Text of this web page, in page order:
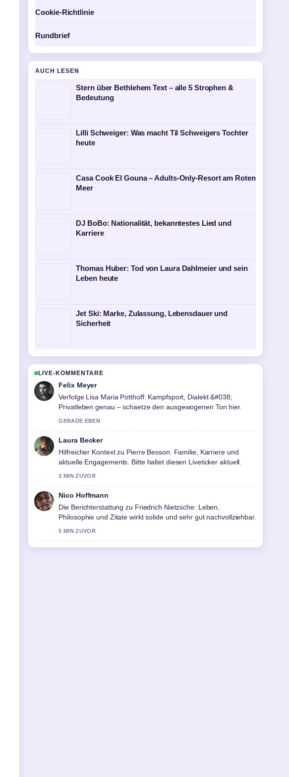
Cookie-Richtlinie
Rundbrief
AUCH LESEN
Stern über Bethlehem Text – alle 5 Strophen &
Bedeutung
Lilli Schweiger: Was macht Til Schweigers Tochter
heute
Casa Cook El Gouna – Adults-Only-Resort am Roten
Meer
DJ BoBo: Nationalität, bekanntestes Lied und
Karriere
Thomas Huber: Tod von Laura Dahlmeier und sein
Leben heute
Jet Ski: Marke, Zulassung, Lebensdauer und
Sicherheit
LIVE-KOMMENTARE
Felix Meyer
Verfolge Lisa Maria Potthoff: Kampfsport, Dialekt &#038;
Privatleben genau – schaetze den ausgewogenen Ton hier.
GERADE EBEN
Laura Becker
Hilfreicher Kontext zu Pierre Besson: Familie, Karriere und
aktuelle Engagements. Bitte haltet diesen Liveticker aktuell.
3 MIN ZUVOR
Nico Hoffmann
Die Berichterstattung zu Friedrich Nietzsche: Leben,
Philosophie und Zitate wirkt solide und sehr gut nachvollziehbar.
5 MIN ZUVOR